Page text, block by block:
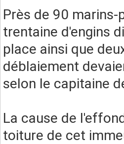
Près de 90
trentaine d'engins
place ainsi que
déblaiement
selon le capitaine
La cause de
toiture de cet